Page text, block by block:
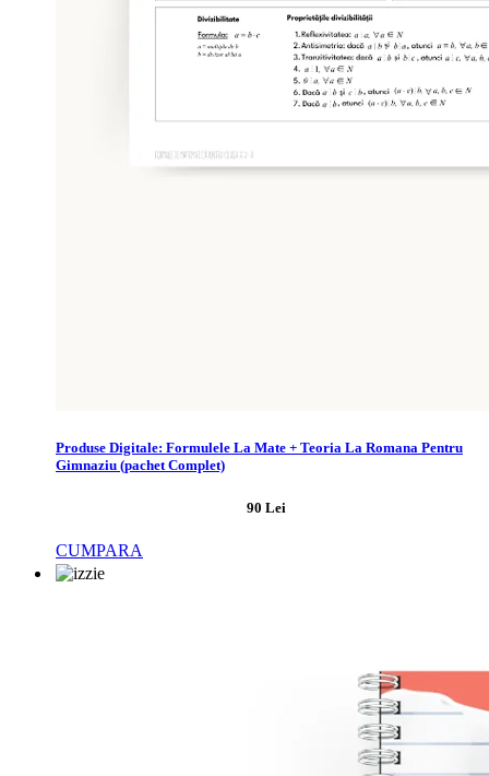
Produse Digitale: Formulele La Mate + Teoria La Romana Pentru
Gimnaziu (pachet Complet)
90 Lei
CUMPARA